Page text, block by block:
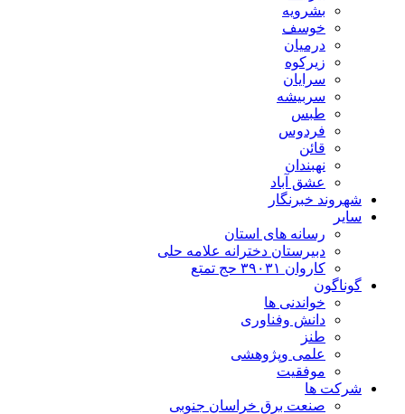
بشرویه
خوسف
درمیان
زیرکوه
سرایان
سربیشه
طبس
فردوس
قائن
نهبندان
عشق آباد
شهروند خبرنگار
سایر
رسانه های استان
دبیرستان دخترانه علامه حلی
کاروان ۳۹۰۳۱ حج تمتع
گوناگون
خواندنی ها
دانش وفناوری
طنز
علمی وپژوهشی
موفقیت
شرکت ها
صنعت برق خراسان جنوبی